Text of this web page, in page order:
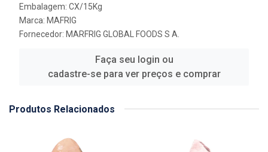
Embalagem: CX/15Kg
Marca: MAFRIG
Fornecedor: MARFRIG GLOBAL FOODS S A.
Faça seu login ou
cadastre-se para ver preços e comprar
Produtos Relacionados